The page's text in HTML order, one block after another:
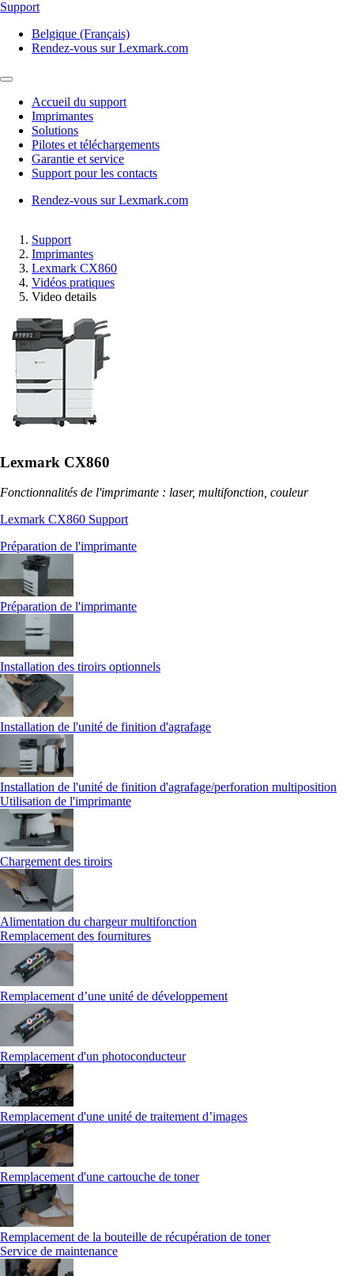
Support
Belgique (Français)
Rendez-vous sur Lexmark.com
Accueil du support
Imprimantes
Solutions
Pilotes et téléchargements
Garantie et service
Support pour les contacts
Rendez-vous sur Lexmark.com
Support
Imprimantes
Lexmark CX860
Vidéos pratiques
Video details
Lexmark CX860
Fonctionnalités de l'imprimante : laser, multifonction, couleur
Lexmark CX860 Support
Préparation de l'imprimante
Préparation de l'imprimante
Installation des tiroirs optionnels
Installation de l'unité de finition d'agrafage
Installation de l'unité de finition d'agrafage/perforation multiposition
Utilisation de l'imprimante
Chargement des tiroirs
Alimentation du chargeur multifonction
Remplacement des fournitures
Remplacement d’une unité de développement
Remplacement d'un photoconducteur
Remplacement d'une unité de traitement d’images
Remplacement d'une cartouche de toner
Remplacement de la bouteille de récupération de toner
Service de maintenance